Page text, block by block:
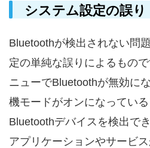
システム設定の誤り
Bluetoothが検出されない問
定の単純な誤りによるもので
ニューでBluetoothが無効に
機モードがオンになってい
Bluetoothデバイスを検出で
アプリケーションやサービ